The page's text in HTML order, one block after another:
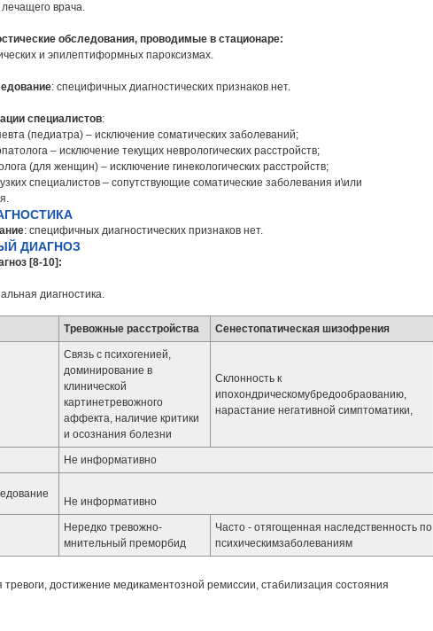
врача.
обследования, проводимые в стационаре:
и эпилептиформных пароксизмах.
: специфичных диагностических признаков нет.
специалистов:
(педиатра) – исключение соматических заболеваний;
– исключение текущих неврологических расстройств;
(для женщин) – исключение гинекологических расстройств;
специалистов – сопутствующие соматические заболевания и\или
: специфичных диагностических признаков нет.
ДИАГНОЗ
[8-10]:
диагностика.
Тревожные расстройства Сенестопатическая шизофрения
Связь с психогенией,
доминирование в
клинической
картинетревожного
аффекта, наличие критики
и осознания болезни
Склонность к
ипохондрическомубредообраованию,
нарастание негативной симптоматики,
Не информативно
Не информативно
Нередко тревожно-
мнительный преморбид
Часто - отягощенная наследственность по
психическимзаболеваниям
тревоги, достижение медикаментозной ремиссии, стабилизация состояния